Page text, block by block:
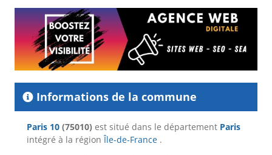
Informations de la commune
Paris 10 (75010) est situé dans le département Paris
intégré à la régionÎle-de-France .